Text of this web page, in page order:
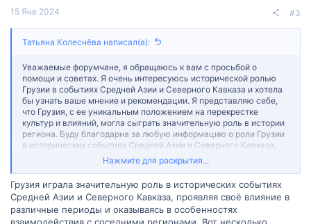
15 Янв 2024 #3
Татьяна Колеснёва написал(а):
Уважаемые форумчане, я обращаюсь к вам с просьбой о
помощи и советах. Я очень интересуюсь исторической ролью
Грузии в событиях Средней Азии и Северного Кавказа и хотела
бы узнать ваше мнение и рекомендации. Я представляю себе,
что Грузия, с ее уникальным положением на перекрестке
культур и влияний, могла сыграть значительную роль в истории
региона. Буду благодарна за любую информацию о роли Грузии
в исторических событиях Средней Азии и Северного Кавказа,
включая периоды завоеваний, торговли и культурного обмена.
Если у вас есть личный опыт или знания об исторической роли
своем опыте и советы по изучению этой темы. Заранее
благодарю вас за вашу помощь и ценные советы!
Нажмите для раскрытия...
Грузия играла значительную роль в исторических событиях
Средней Азии и Северного Кавказа, проявляя своё влияние в
различные периоды и оказываясь в особенностях